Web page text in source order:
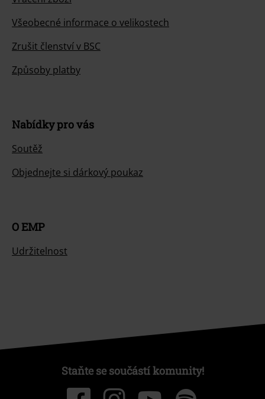
Všeobecné informace o velikostech
Zrušit členství v BSC
Způsoby platby
Nabídky pro vás
Soutěž
Objednejte si dárkový poukaz
O EMP
Udržitelnost
Staňte se součástí komunity!